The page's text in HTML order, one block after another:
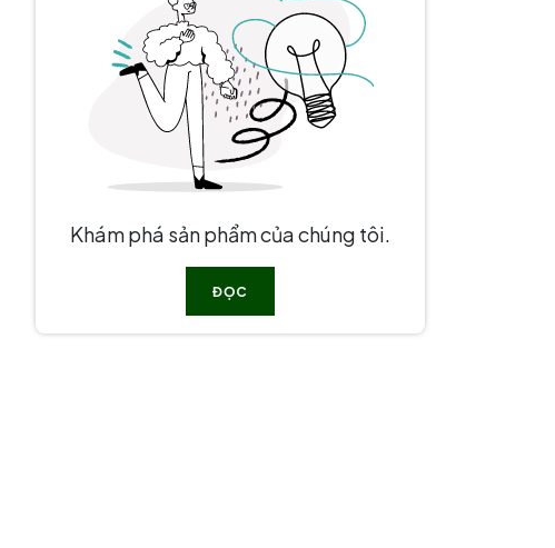
Khám phá sản phẩm của chúng tôi.
ĐỌC